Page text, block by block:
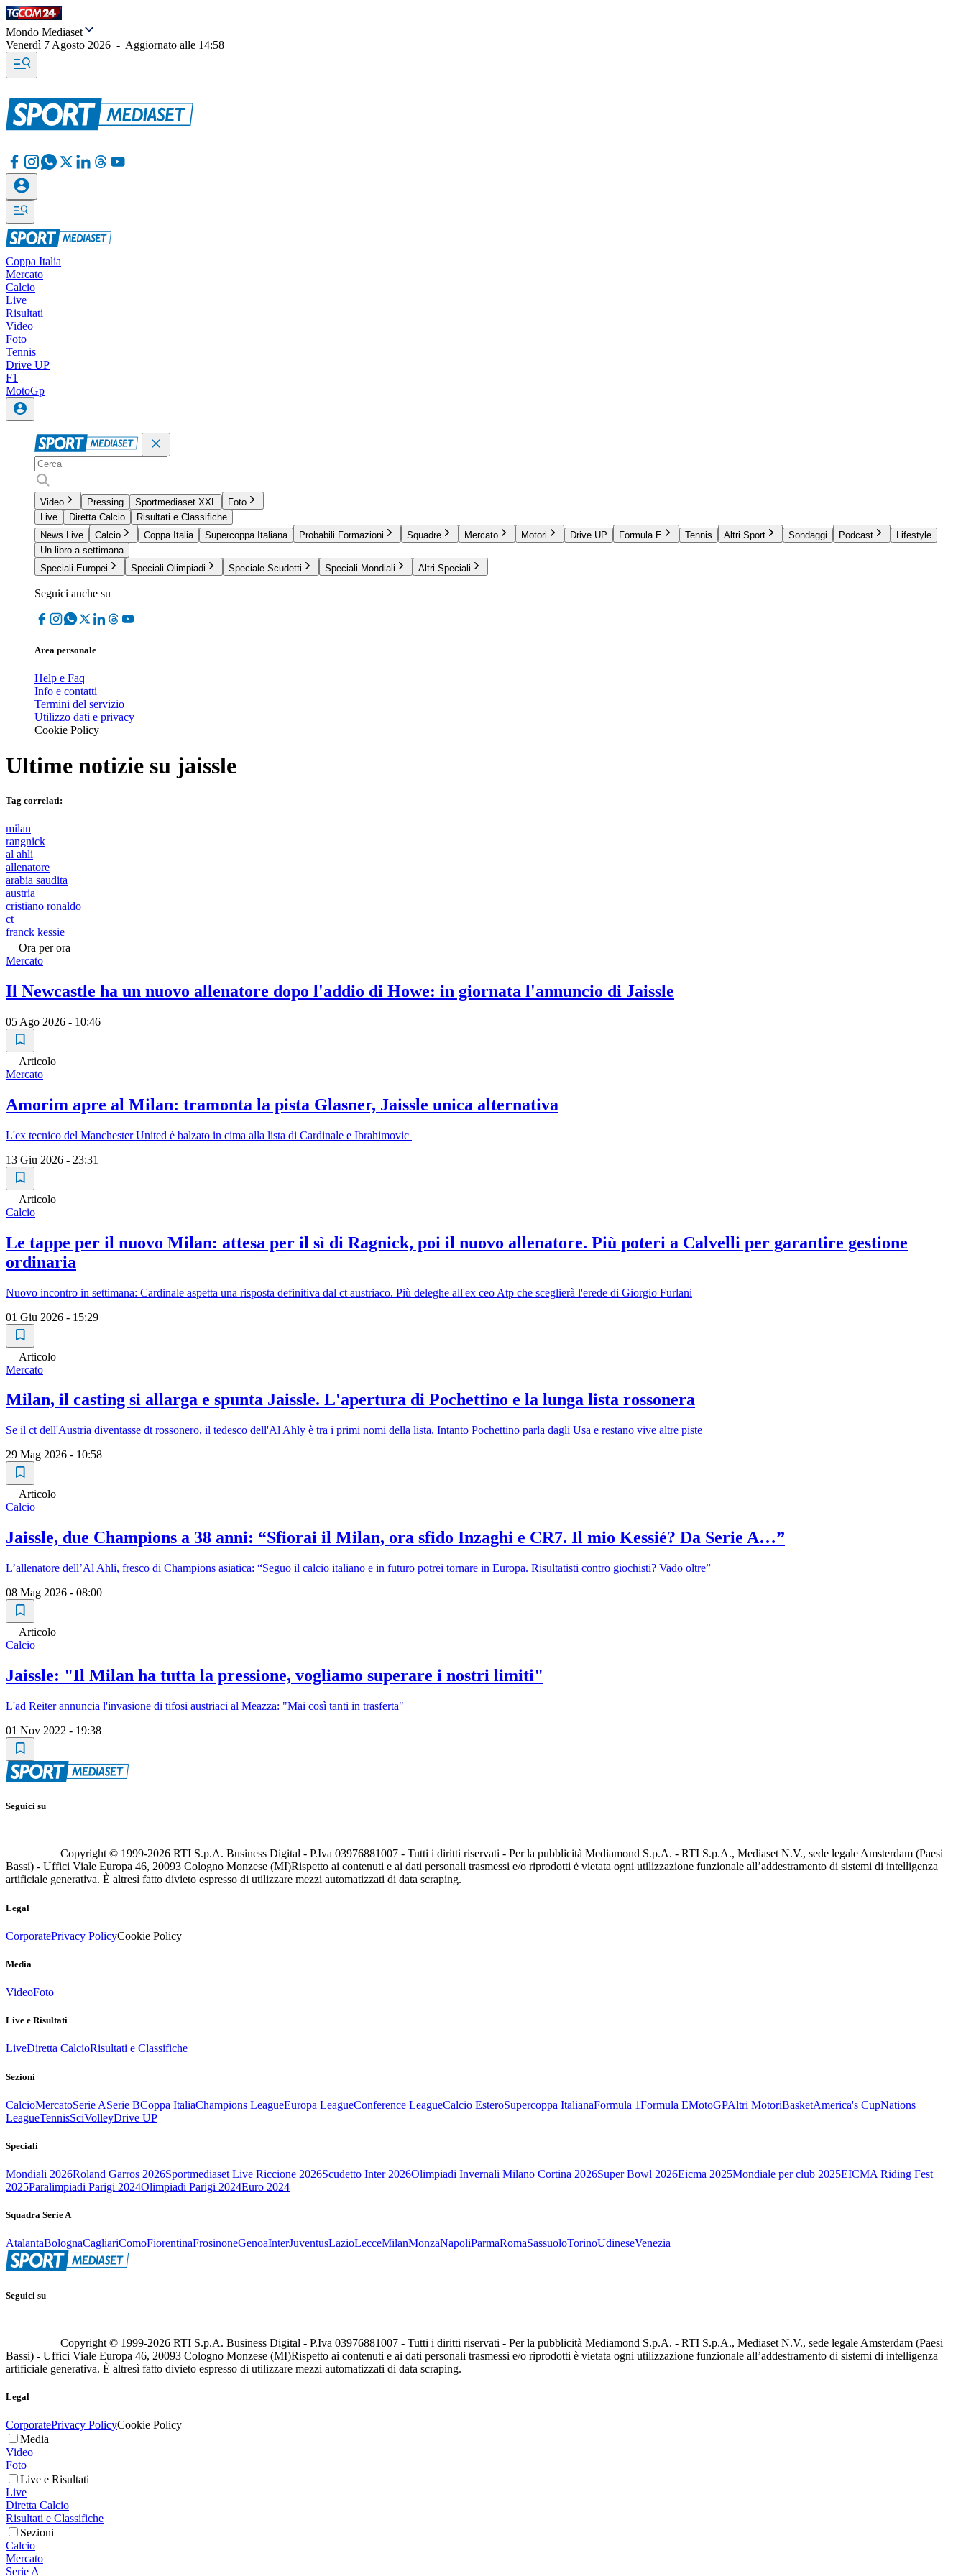
Mondo Mediaset
Venerdì 7 Agosto 2026 - Aggiornato alle 14:58
Coppa Italia
Mercato
Calcio
Live
Risultati
Video
Foto
Tennis
Drive UP
F1
MotoGp
Video Pressing Sportmediaset XXL
Foto
Live
Diretta Calcio
Risultati e Classifiche
News Live
Calcio Coppa Italia Supercoppa Italiana Probabili Formazioni Squadre Mercato Motori Drive UP Formula E Tennis Altri Sport Sondaggi Podcast
Lifestyle
Un libro a settimana
Speciali Europei
Speciali Olimpiadi Speciale Scudetti Speciali Mondiali Altri Speciali
Seguici anche su
Area personale
Help e Faq
Info e contatti
Termini del servizio
Utilizzo dati e privacy
Cookie Policy
Ultime notizie su jaissle
Tag correlati:
milan
rangnick
al ahli
allenatore
arabia saudita
austria
cristiano ronaldo
ct
franck kessie
Ora per ora
Mercato
Il Newcastle ha un nuovo allenatore dopo l'addio di Howe: in giornata l'annuncio di Jaissle
05 Ago 2026 - 10:46
Articolo
Mercato
Amorim apre al Milan: tramonta la pista Glasner, Jaissle unica alternativa
L'ex tecnico del Manchester United è balzato in cima alla lista di Cardinale e Ibrahimovic
13 Giu 2026 - 23:31
Articolo
Calcio
Le tappe per il nuovo Milan: attesa per il sì di Ragnick, poi il nuovo allenatore. Più poteri a Calvelli per garantire gestione
ordinaria
Nuovo incontro in settimana: Cardinale aspetta una risposta definitiva dal ct austriaco. Più deleghe all'ex ceo Atp che sceglierà l'erede di Giorgio Furlani
01 Giu 2026 - 15:29
Articolo
Mercato
Milan, il casting si allarga e spunta Jaissle. L'apertura di Pochettino e la lunga lista rossonera
Se il ct dell'Austria diventasse dt rossonero, il tedesco dell'Al Ahly è tra i primi nomi della lista. Intanto Pochettino parla dagli Usa e restano vive altre piste
29 Mag 2026 - 10:58
Articolo
Calcio
Jaissle, due Champions a 38 anni: “Sfiorai il Milan, ora sfido Inzaghi e CR7. Il mio Kessié? Da Serie A…”
L’allenatore dell’Al Ahli, fresco di Champions asiatica: “Seguo il calcio italiano e in futuro potrei tornare in Europa. Risultatisti contro giochisti? Vado oltre”
08 Mag 2026 - 08:00
Articolo
Calcio
Jaissle: "Il Milan ha tutta la pressione, vogliamo superare i nostri limiti"
L'ad Reiter annuncia l'invasione di tifosi austriaci al Meazza: "Mai così tanti in trasferta"
01 Nov 2022 - 19:38
Seguici su
Copyright © 1999-2026 RTI S.p.A. Business Digital - P.Iva 03976881007 - Tutti i diritti riservati - Per la pubblicità Mediamond S.p.A. - RTI S.p.A., Mediaset N.V., sede legale Amsterdam (Paesi
Bassi) - Uffici Viale Europa 46, 20093 Cologno Monzese (MI)Rispetto ai contenuti e ai dati personali trasmessi e/o riprodotti è vietata ogni utilizzazione funzionale all’addestramento di sistemi di intelligenza
artificiale generativa. È altresì fatto divieto espresso di utilizzare mezzi automatizzati di data scraping.
Legal
CorporatePrivacy PolicyCookie Policy
Media
VideoFoto
Live e Risultati
LiveDiretta CalcioRisultati e Classifiche
Sezioni
CalcioMercatoSerie ASerie BCoppa ItaliaChampions LeagueEuropa LeagueConference LeagueCalcio EsteroSupercoppa ItalianaFormula 1Formula EMotoGPAltri MotoriBasketAmerica's CupNations
LeagueTennisSciVolleyDrive UP
Speciali
Mondiali 2026Roland Garros 2026Sportmediaset Live Riccione 2026Scudetto Inter 2026Olimpiadi Invernali Milano Cortina 2026Super Bowl 2026Eicma 2025Mondiale per club 2025EICMA Riding Fest
2025Paralimpiadi Parigi 2024Olimpiadi Parigi 2024Euro 2024
Squadra Serie A
AtalantaBolognaCagliariComoFiorentinaFrosinoneGenoaInterJuventusLazioLecceMilanMonzaNapoliParmaRomaSassuoloTorinoUdineseVenezia
Seguici su
Copyright © 1999-2026 RTI S.p.A. Business Digital - P.Iva 03976881007 - Tutti i diritti riservati - Per la pubblicità Mediamond S.p.A. - RTI S.p.A., Mediaset N.V., sede legale Amsterdam (Paesi
Bassi) - Uffici Viale Europa 46, 20093 Cologno Monzese (MI)Rispetto ai contenuti e ai dati personali trasmessi e/o riprodotti è vietata ogni utilizzazione funzionale all’addestramento di sistemi di intelligenza
artificiale generativa. È altresì fatto divieto espresso di utilizzare mezzi automatizzati di data scraping.
Legal
CorporatePrivacy PolicyCookie Policy
Media
Video
Foto
Live e Risultati
Live
Diretta Calcio
Risultati e Classifiche
Sezioni
Calcio
Mercato
Serie A